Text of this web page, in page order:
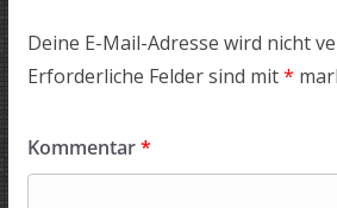
Deine E-Mail-Adresse wird nicht
Erforderliche Felder sind mit*
Kommentar*